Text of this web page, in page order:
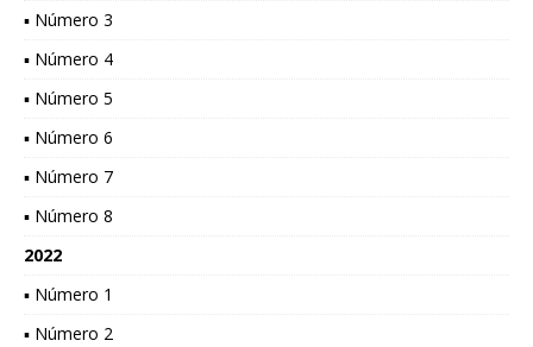
▪ Número 3
▪ Número 4
▪ Número 5
▪ Número 6
▪ Número 7
▪ Número 8
2022
▪ Número 1
▪ Número 2